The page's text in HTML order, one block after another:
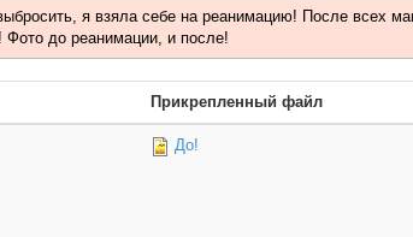
я взяла себе на реанимацию! После всех
Фото до реанимации, и после!
Прикрепленный файл
До!